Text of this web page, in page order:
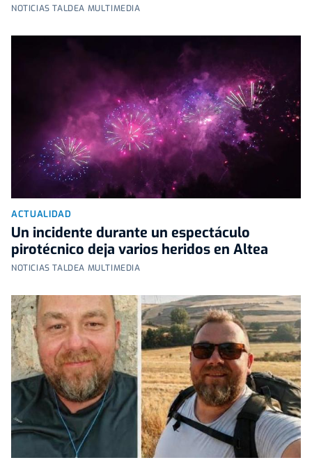
NOTICIAS TALDEA MULTIMEDIA
ACTUALIDAD
Un incidente durante un espectáculo
pirotécnico deja varios heridos en Altea
NOTICIAS TALDEA MULTIMEDIA